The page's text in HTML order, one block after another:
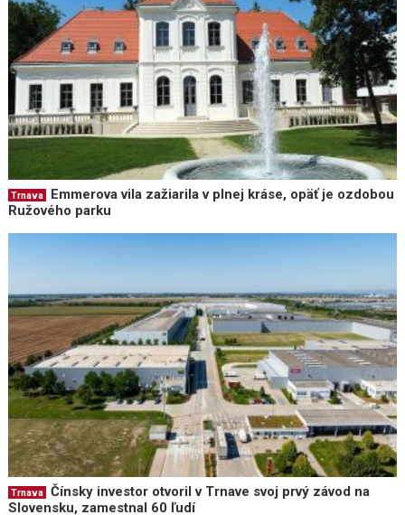
Trnava
Emmerova vila zažiarila v plnej kráse, opäť je ozdobou
Ružového parku
Trnava
Čínsky investor otvoril v Trnave svoj prvý závod na
Slovensku, zamestnal 60 ľudí